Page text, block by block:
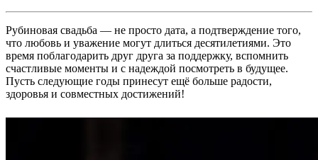
Рубиновая свадьба — не просто дата, а подтверждение того,
что любовь и уважение могут длиться десятилетиями. Это
время поблагодарить друг друга за поддержку, вспомнить
счастливые моменты и с надеждой посмотреть в будущее.
Пусть следующие годы принесут ещё больше радости,
здоровья и совместных достижений!